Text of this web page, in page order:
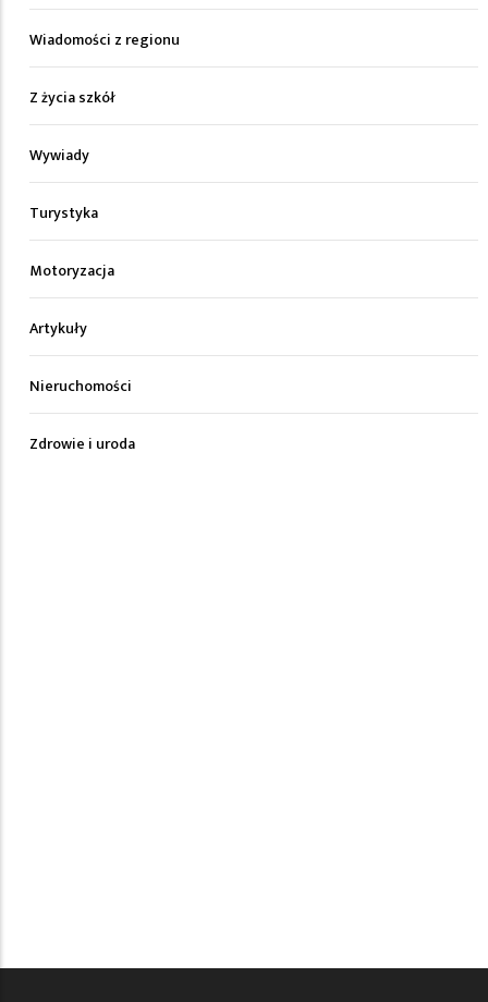
Wiadomości z regionu
Z życia szkół
Wywiady
Turystyka
Motoryzacja
Artykuły
Nieruchomości
Zdrowie i uroda